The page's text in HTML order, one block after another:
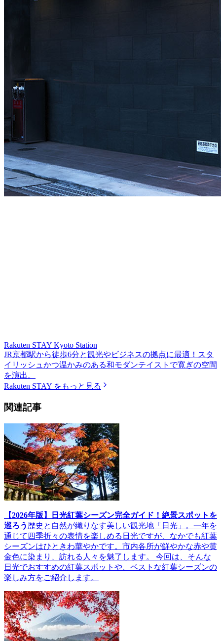
Rakuten STAY Kyoto Station
JR京都駅から徒歩6分と観光やビジネスの拠点に最適！スタ
イリッシュかつ温かみのある和モダンテイストで寛ぎの空間
を演出。
Rakuten STAY をもっと見る
関連記事
【2026年版】日光紅葉シーズン完全ガイド！絶景スポットを
巡ろう 歴史と自然が織りなす美しい観光地「日光」。一年を
通じて四季折々の表情を楽しめる日光ですが、なかでも紅葉
シーズンはひときわ華やかです。市内各所が鮮やかな赤や黄
金色に染まり、訪れる人々を魅了します。 今回は、そんな
日光でおすすめの紅葉スポットや、ベストな紅葉シーズンの
楽しみ方をご紹介します。